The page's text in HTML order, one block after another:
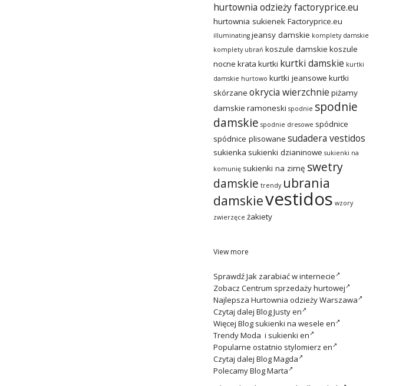
hurtownia odzieży factoryprice.eu
hurtownia sukienek Factoryprice.eu
illuminating jeansy damskie komplety damskie
komplety ubrań koszule damskie koszule
nocne krata kurtki kurtki damskie kurtki
damskie hurtowo kurtki jeansowe kurtki
skórzane okrycia wierzchnie piżamy
damskie ramoneski spodnie spodnie
damskie spodnie dresowe spódnice
spódnice plisowane sudadera vestidos
sukienka sukienki dzianinowe sukienki na
komunię sukienki na zimę swetry
damskie trendy ubrania
damskievestidos wzory
zwierzęce żakiety
View more
SprawdźJak zarabiać w internecie
Zobacz Centrum sprzedaży hurtowej
Najlepsza Hurtownia odzieży Warszawa
Czytaj dalej Blog Justy en
Więcej Blog sukienki na wesele en
TrendyModa i sukienki en
Popularne ostatnio stylomierz en
Czytaj dalej Blog Magda
PolecamyBlog Marta